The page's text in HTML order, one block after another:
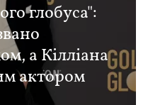
глобуса":
а Кілліана
актором